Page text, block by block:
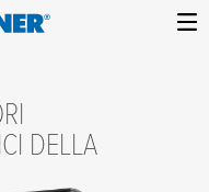
DELLA